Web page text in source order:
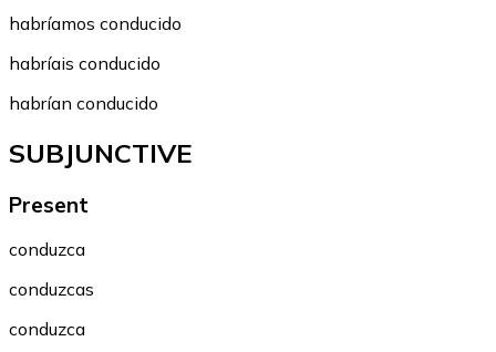
habríamos conducido
habríais conducido
habrían conducido
SUBJUNCTIVE
Present
conduzca
conduzcas
conduzca